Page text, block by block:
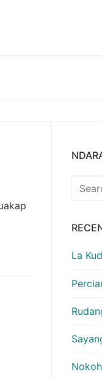
Search
La
Nokoh